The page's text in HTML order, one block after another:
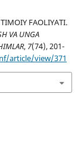
FAOLIYATI.
VA UNGA
, 7(74), 201-
article/view/371